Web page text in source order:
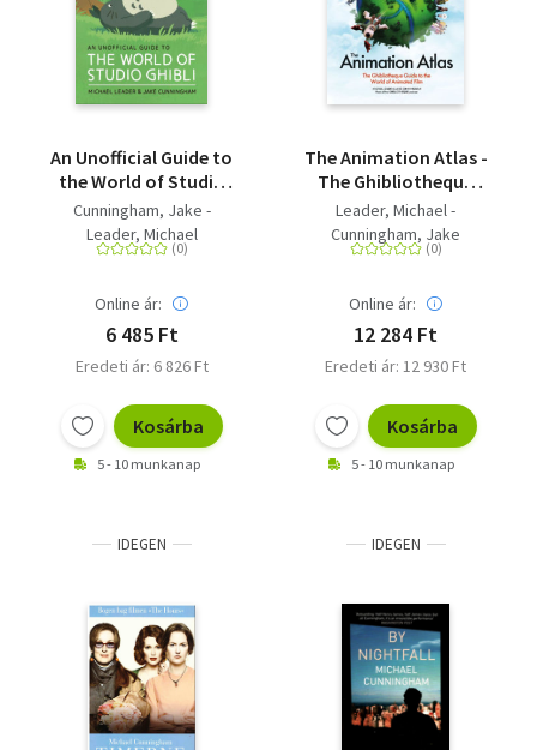
An Unofficial Guide to
the World of Studio
Ghibli
Cunningham, Jake -
Leader, Michael
Online ár:
6 485 Ft
Eredeti ár: 6 826 Ft
Kosárba
5 - 10 munkanap
The Animation Atlas -
The Ghibliotheque
Guide to the World of
Animated Film
Leader, Michael -
Cunningham, Jake
Online ár:
12 284 Ft
Eredeti ár: 12 930 Ft
Kosárba
5 - 10 munkanap
IDEGEN IDEGEN